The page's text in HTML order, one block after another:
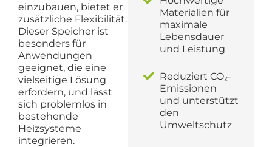
einzubauen, bietet er
zusätzliche Flexibilität.
Dieser Speicher ist
besonders für
Anwendungen
geeignet, die eine
vielseitige Lösung
erfordern, und lässt
sich problemlos in
bestehende
Heizsysteme
integrieren.
Materialien für
maximale
Lebensdauer
und Leistung
Reduziert CO₂-
Emissionen
und unterstützt
den
Umweltschutz